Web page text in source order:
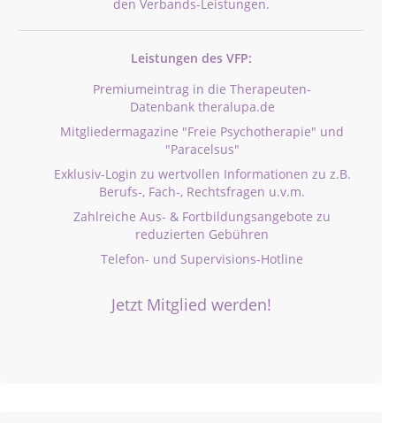
den Verbands-Leistungen.
Leistungen des VFP:
Premiumeintrag in die Therapeuten-
Datenbank theralupa.de
Mitgliedermagazine "Freie Psychotherapie" und
"Paracelsus"
Exklusiv-Login zu wertvollen Informationen zu z.B.
Berufs-, Fach-, Rechtsfragen u.v.m.
Zahlreiche Aus- & Fortbildungsangebote zu
reduzierten Gebühren
Telefon- und Supervisions-Hotline
Jetzt Mitglied werden!